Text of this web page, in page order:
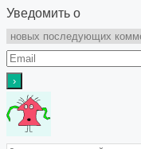
Уведомить о